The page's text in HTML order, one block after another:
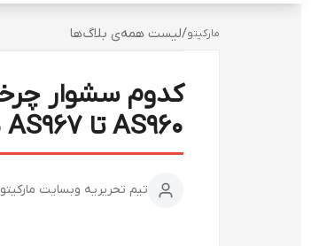
مارکیتو/لیست همه‌ی بلاگ‌ها
کدوم سشوار
AS960 تا AS967 به زبون ساده!
تیم تحریریه وبسایت مارکیتو